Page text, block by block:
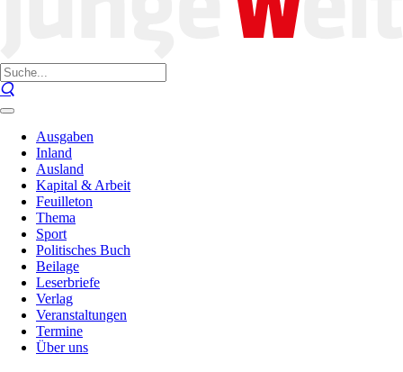
Ausgaben
Inland
Ausland
Kapital & Arbeit
Feuilleton
Thema
Sport
Politisches Buch
Beilage
Leserbriefe
Verlag
Veranstaltungen
Termine
Über uns